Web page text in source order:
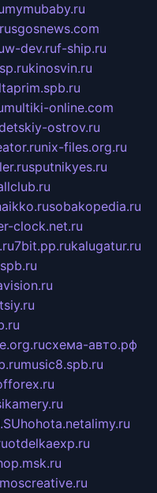
mymubaby.ru
rusgosnews.com
w-dev.ruf-ship.ru
kinosvin.ru
multiki-online.com
ostrov.ru
nix-files.org.ru
sputnikyes.ru
sobakopedia.ru
clock.net.ru
7bit.pp.rukalugatur.ru
схема-авто.рф
music8.spb.ru
hohota.netalimy.ru
otdelkaexp.ru